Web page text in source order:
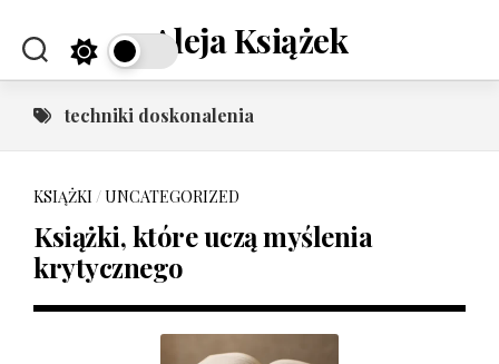
content
Aleja Książek
techniki doskonalenia
KSIĄŻKI /UNCATEGORIZED
Książki, które uczą myślenia
krytycznego